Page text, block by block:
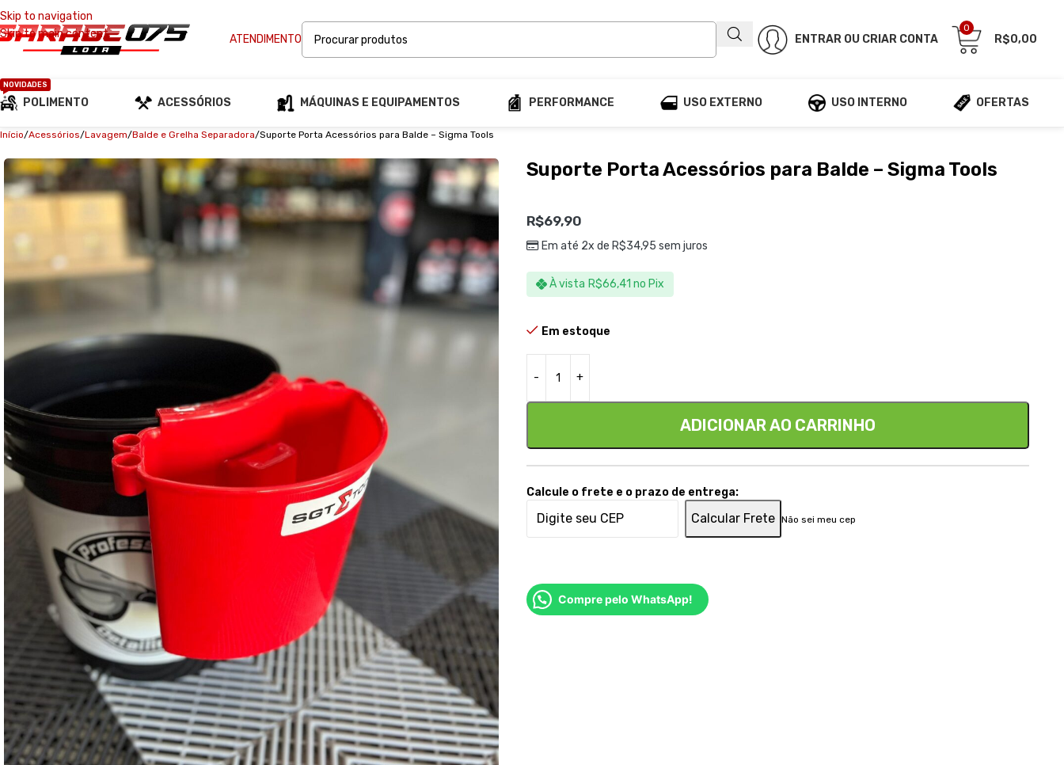
Skip to navigation
Skip to main content
ATENDIMENTO ENTRAR OU CRIAR CONTA
0
R$0,00
POLIMENTO
NOVIDADES
ACESSÓRIOS MÁQUINAS E EQUIPAMENTOS PERFORMANCE USO EXTERNO USO INTERNO OFERTAS
Início Acessórios Lavagem Balde e Grelha Separadora Suporte Porta Acessórios para Balde – Sigma Tools
Suporte Porta Acessórios para Balde – Sigma Tools
R$69,90
Em até 2x de R$34,95 sem juros
À vista R$66,41 no Pix
Em estoque
ADICIONAR AO CARRINHO
Calcule o frete e o prazo de entrega:
Calcular Frete Não sei meu cep
Compre pelo WhatsApp!